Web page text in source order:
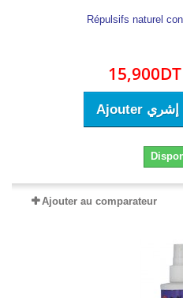
Répulsifs naturel
15,900DT
Ajouter إشري
Ajouter au comparateur